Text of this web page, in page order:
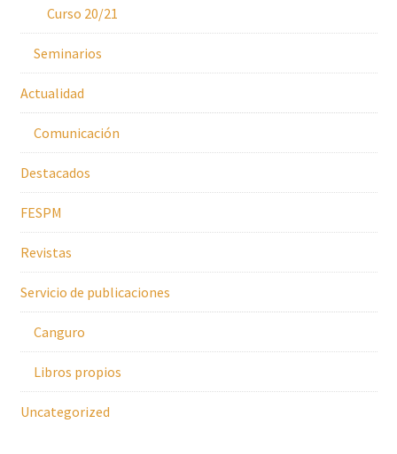
Curso 20/21
Seminarios
Actualidad
Comunicación
Destacados
FESPM
Revistas
Servicio de publicaciones
Canguro
Libros propios
Uncategorized